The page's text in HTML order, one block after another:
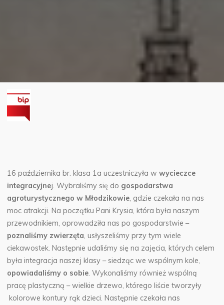
16 października br. klasa 1a uczestniczyła wwycieczce
integracyjnej. Wybraliśmy się do gospodarstwa
agroturystycznego w Młodzikowie, gdzie czekała na nas
moc atrakcji. Na początku Pani Krysia, która była naszym
przewodnikiem, oprowadziła nas po gospodarstwie –
poznaliśmy zwierzęta, usłyszeliśmy przy tym wiele
ciekawostek. Następnie udaliśmy się na zajęcia, których celem
była integracja naszej klasy – siedząc we wspólnym kole,
opowiadaliśmy o sobie. Wykonaliśmy również wspólną
pracę plastyczną – wielkie drzewo, którego liście tworzyły
kolorowe kontury rąk dzieci. Następnie czekała nas